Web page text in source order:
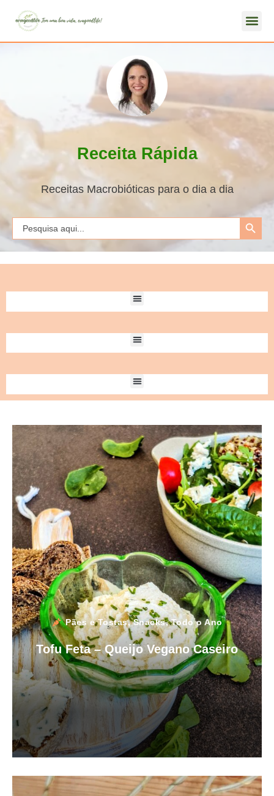
Receita Rápida
Receitas Macrobióticas para o dia a dia
Search
for:
Search Button
Pães e Tostas,Snacks,Todo o Ano
Tofu Feta – Queijo Vegano Caseiro